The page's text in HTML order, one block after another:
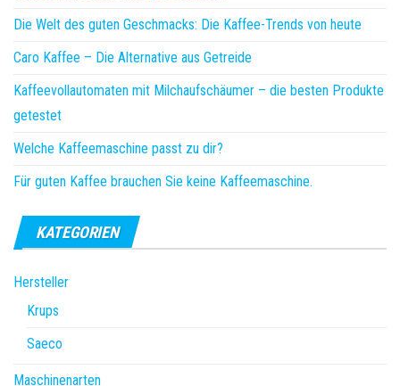
Die Welt des guten Geschmacks: Die Kaffee-Trends von heute
Caro Kaffee – Die Alternative aus Getreide
Kaffeevollautomaten mit Milchaufschäumer – die besten Produkte
getestet
Welche Kaffeemaschine passt zu dir?
Für guten Kaffee brauchen Sie keine Kaffeemaschine.
KATEGORIEN
Hersteller
Krups
Saeco
Maschinenarten